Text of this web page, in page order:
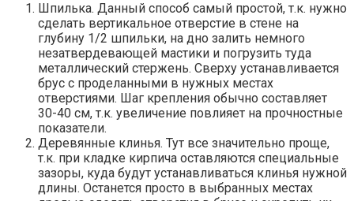
Шпилька. Данный способ самый простой, т.к. нужно
сделать вертикальное отверстие в стене на
глубину 1/2 шпильки, на дно залить немного
незатвердевающей мастики и погрузить туда
металлический стержень. Сверху устанавливается
брус с проделанными в нужных местах
отверстиями. Шаг крепления обычно составляет
30-40 см, т.к. увеличение повлияет на прочностные
показатели.
Деревянные клинья. Тут все значительно проще,
т.к. при кладке кирпича оставляются специальные
зазоры, куда будут устанавливаться клинья нужной
длины. Останется просто в выбранных местах